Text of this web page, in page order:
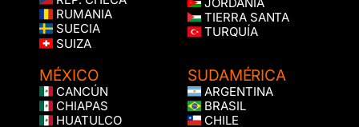
RUMANIA
SUECIA
SUIZA
TIERRA SANTA
TURQUÍA
MÉXICO
CANCÚN
CHIAPAS
HUATULCO
SUDAMÉRICA
ARGENTINA
BRASIL
CHILE